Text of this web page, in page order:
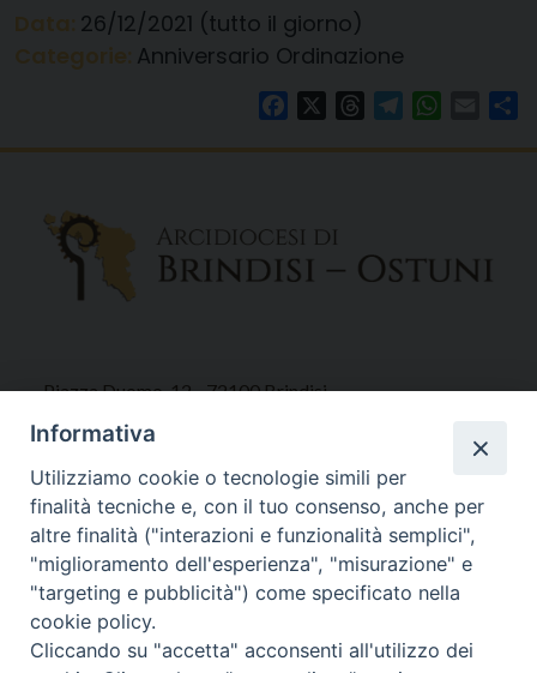
26/12/2021 (tutto il giorno)
Anniversario Ordinazione
FacebookThreadsTelegram Email
Piazza Duomo, 12 - 72100 Brindisi
Tel 0831.521958
Fax 0831.528315
Orari Curia
Mar. / Mer. / Giov. ore 9 - 13
nei mesi estivi solo Martedì ore 9 - 13
Informativa
Utilizziamo cookie o tecnologie simili per
finalità tecniche e, con il tuo consenso, anche per
altre finalità ("interazioni e funzionalità semplici",
"miglioramento dell'esperienza", "misurazione" e
"targeting e pubblicità") come specificato nella
cookie policy.
Cliccando su "accetta" acconsenti all'utilizzo dei